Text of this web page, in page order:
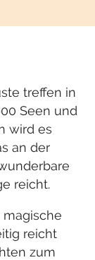
treffen in
Seen und
wird es
an der
reicht.
magische
reicht
zum